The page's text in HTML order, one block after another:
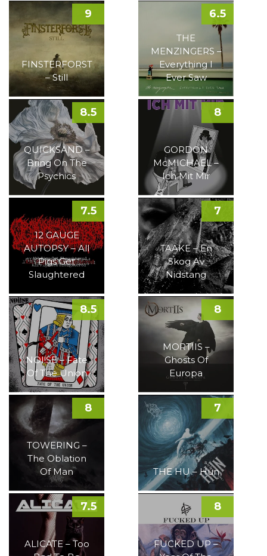
FINSTERFORST
– Still
9
THE
MENZINGERS –
Everything I
Ever Saw
6.5
QUICKSAND –
Bring On The
Psychics
8.5
GORDON
McMICHAEL –
Ich Mit Mir
8
12 GAUGE
AUTOPSY – All
Pigs Get
Slaughtered
7.5
TAAKE – En
Skog Av
Nidstang
7
NOI!SE – Fate
Of The Union
8.5
MORTIIS –
Ghosts Of
Europa
8
TOWERING –
The Oblation
Of Man
8
THE HU – Hun
7
ALICATE – Too
7.5
FUCKED UP –
8